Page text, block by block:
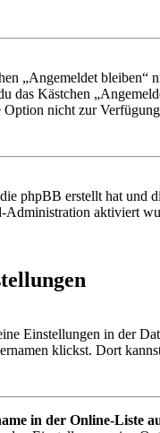
„Angemeldet bleiben“
das Kästchen
nicht zur
phpBB erstellt hat und
Administration aktiviert
Einstellungen in der
klickst. Dort
in der Online-Liste